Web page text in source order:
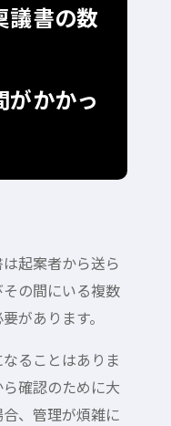
議書の数
がかかっ
起案者から送ら
の間にいる複数
があります。
ることはありま
確認のために大
、管理が煩雑に